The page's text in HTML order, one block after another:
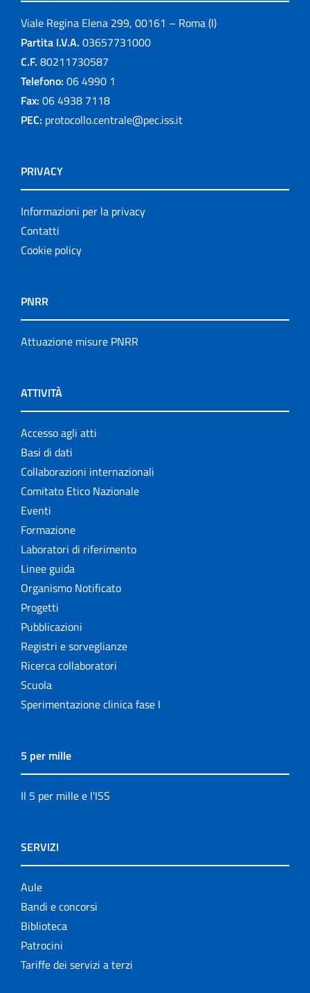
Viale Regina Elena 299, 00161 – Roma (I)
Partita I.V.A. 03657731000
C.F. 80211730587
Telefono: 06 4990 1
Fax: 06 4938 7118
PEC: protocollo.centrale@pec.iss.it
PRIVACY
Informazioni per la privacy
Contatti
Cookie policy
PNRR
Attuazione misure PNRR
ATTIVITÀ
Accesso agli atti
Basi di dati
Collaborazioni internazionali
Comitato Etico Nazionale
Eventi
Formazione
Laboratori di riferimento
Linee guida
Organismo Notificato
Progetti
Pubblicazioni
Registri e sorveglianze
Ricerca collaboratori
Scuola
Sperimentazione clinica fase I
5 per mille
Il 5 per mille e l'ISS
SERVIZI
Aule
Bandi e concorsi
Biblioteca
Patrocini
Tariffe dei servizi a terzi